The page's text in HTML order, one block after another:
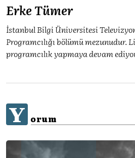
Erke Tümer
İstanbul Bilgi Üniversitesi
Programcılığı bölümü mezunudur.
programcılık yapmaya devam
Y orum